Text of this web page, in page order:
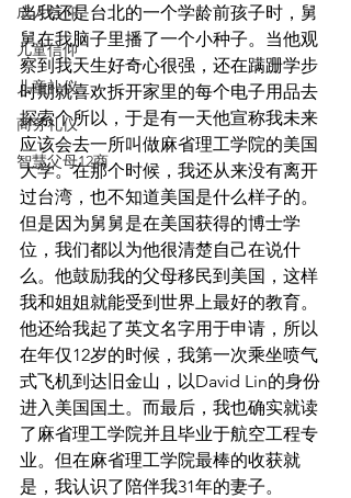
成人信仰
儿童信仰
儿童礼仪
商务礼仪
智慧父母12商
当我还是台北的一个学龄前孩子时，舅
舅在我脑子里播了一个小种子。当他观
察到我天生好奇心很强，还在蹒跚学步
时期就喜欢拆开家里的每个电子用品去
探索个所以，于是有一天他宣称我未来
应该会去一所叫做麻省理工学院的美国
大学。在那个时候，我还从来没有离开
过台湾，也不知道美国是什么样子的。
但是因为舅舅是在美国获得的博士学
位，我们都以为他很清楚自己在说什
么。他鼓励我的父母移民到美国，这样
我和姐姐就能受到世界上最好的教育。
他还给我起了英文名字用于申请，所以
在年仅12岁的时候，我第一次乘坐喷气
式飞机到达旧金山，以David Lin的身份
进入美国国土。而最后，我也确实就读
了麻省理工学院并且毕业于航空工程专
业。但在麻省理工学院最棒的收获就
是，我认识了陪伴我31年的妻子。